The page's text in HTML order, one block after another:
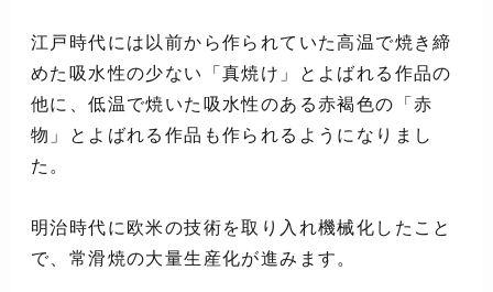
江戸時代には以前から作られていた高温で焼き締
めた吸水性の少ない「真焼け」とよばれる作品の
他に、低温で焼いた吸水性のある赤褐色の「赤
物」とよばれる作品も作られるようになりまし
た。
明治時代に欧米の技術を取り入れ機械化したこと
で、常滑焼の大量生産化が進みます。